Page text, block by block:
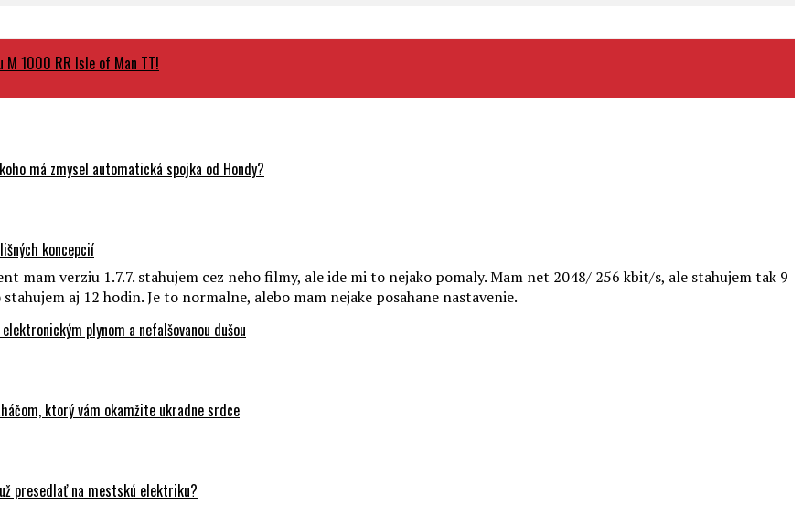
M 1000 RR Isle of Man TT!
má zmysel automatická spojka od Hondy?
koncepcií
plynom a nefalšovanou dušou
ktorý vám okamžite ukradne srdce
presedlať na mestskú elektriku?
verziu 1.7.7. stahujem cez neho filmy, ale ide mi to nejako pomaly. Mam net 2048/ 256 kbit/s, ale stahujem tak 9
aj 12 hodin. Je to normalne, alebo mam nejake posahane nastavenie.